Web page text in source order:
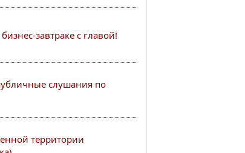
завтраке с главой!
слушания по
территории